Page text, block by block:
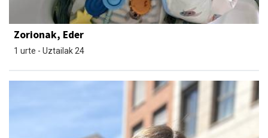
Zorionak, Eder
1 urte - Uztailak 24